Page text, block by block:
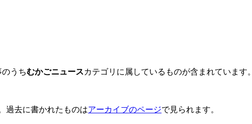
うちむかごニュースカテゴリに属しているものが含まれています。
過去に書かれたものはアーカイブのページで見られます。